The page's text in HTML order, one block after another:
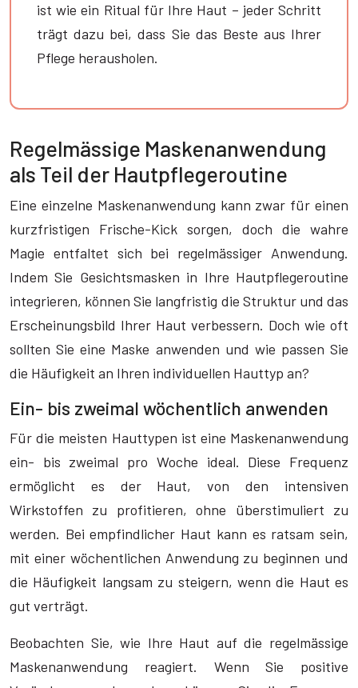
ist wie ein Ritual für Ihre Haut – jeder Schritt
trägt dazu bei, dass Sie das Beste aus Ihrer
Pflege herausholen.
Regelmässige Maskenanwendung
als Teil der Hautpflegeroutine
Eine einzelne Maskenanwendung kann zwar für einen
kurzfristigen Frische-Kick sorgen, doch die wahre
Magie entfaltet sich bei regelmässiger Anwendung.
Indem Sie Gesichtsmasken in Ihre Hautpflegeroutine
integrieren, können Sie langfristig die Struktur und das
Erscheinungsbild Ihrer Haut verbessern. Doch wie oft
sollten Sie eine Maske anwenden und wie passen Sie
die Häufigkeit an Ihren individuellen Hauttyp an?
Ein- bis zweimal wöchentlich anwenden
Für die meisten Hauttypen ist eine Maskenanwendung
ein- bis zweimal pro Woche ideal. Diese Frequenz
ermöglicht es der Haut, von den intensiven
Wirkstoffen zu profitieren, ohne überstimuliert zu
werden. Bei empfindlicher Haut kann es ratsam sein,
mit einer wöchentlichen Anwendung zu beginnen und
die Häufigkeit langsam zu steigern, wenn die Haut es
gut verträgt.
Beobachten Sie, wie Ihre Haut auf die regelmässige
Maskenanwendung reagiert. Wenn Sie positive